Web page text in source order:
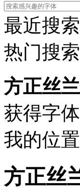
最近搜索
热门搜索
方正丝
获得字体
我的位置
方正丝